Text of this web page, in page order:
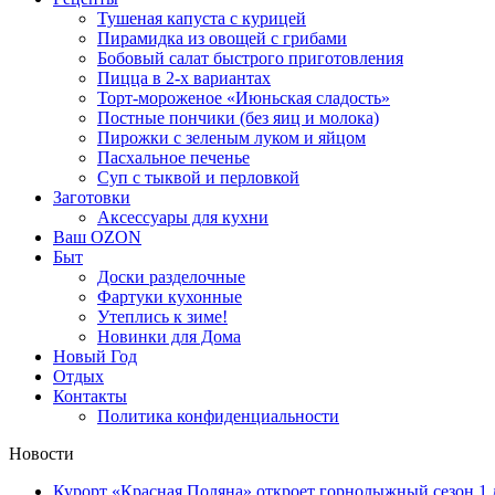
Тушеная капуста с курицей
Пирамидка из овощей с грибами
Бобовый салат быстрого приготовления
Пицца в 2-х вариантах
Торт-мороженое «Июньская сладость»
Постные пончики (без яиц и молока)
Пирожки с зеленым луком и яйцом
Пасхальное печенье
Суп с тыквой и перловкой
Заготовки
Аксессуары для кухни
Ваш OZON
Быт
Доски разделочные
Фартуки кухонные
Утеплись к зиме!
Новинки для Дома
Новый Год
Отдых
Контакты
Политика конфиденциальности
Новости
Курорт «Красная Поляна» откроет горнолыжный сезон 1